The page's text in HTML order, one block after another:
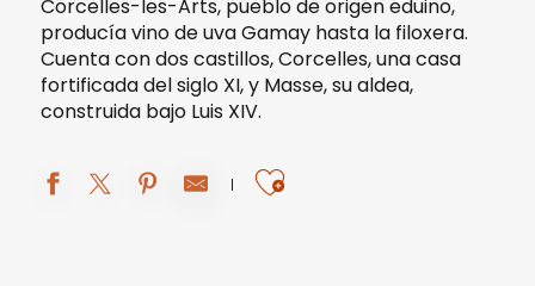
Corcelles-les-Arts, pueblo de origen eduino,
producía vino de uva Gamay hasta la filoxera.
Cuenta con dos castillos, Corcelles, una casa
fortificada del siglo XI, y Masse, su aldea,
construida bajo Luis XIV.
Ajouter aux